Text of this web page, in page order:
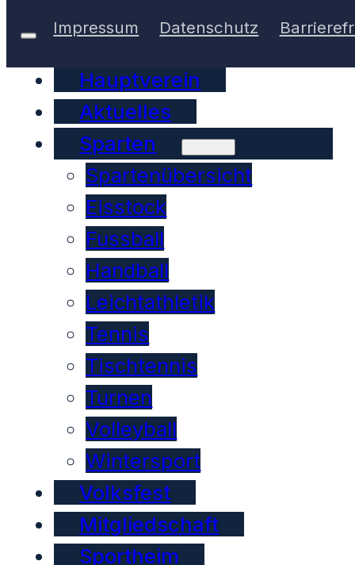
Hauptverein
Aktuelles
Sparten
Spartenübersicht
Eisstock
Fussball
Handball
Leichtathletik
Tennis
Tischtennis
Turnen
Volleyball
Wintersport
Volksfest
Mitgliedschaft
Sportheim
Impressum Datenschutz